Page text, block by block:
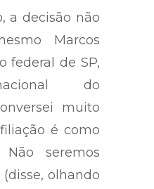
vida. Eu vim
a decisão não
Marcos
federal de SP,
do
muito
é como
seremos